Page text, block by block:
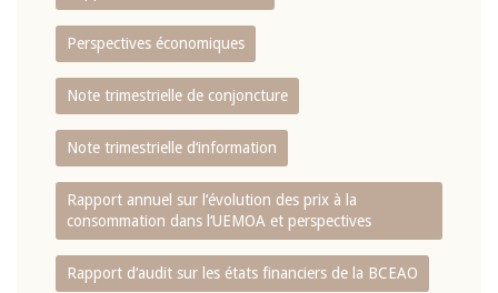
Perspectives économiques
Note trimestrielle de conjoncture
Note trimestrielle d‘information
Rapport annuel sur l‘évolution des prix à la
consommation dans l‘UEMOA et perspectives
Rapport d‘audit sur les états financiers de la BCEAO